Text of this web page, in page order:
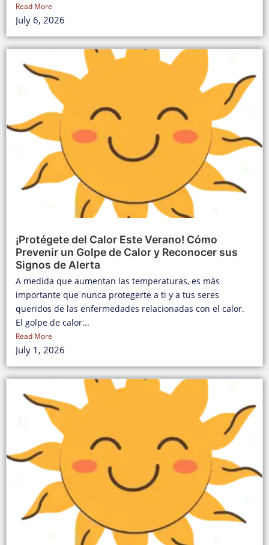
Read More
July 6, 2026
¡Protégete del Calor Este Verano! Cómo
Prevenir un Golpe de Calor y Reconocer sus
Signos de Alerta
A medida que aumentan las temperaturas, es más
importante que nunca protegerte a ti y a tus seres
queridos de las enfermedades relacionadas con el calor.
El golpe de calor...
Read More
July 1, 2026